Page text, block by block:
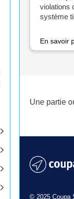
violations
système
En savoir
Une partie
© 2025 Coupa